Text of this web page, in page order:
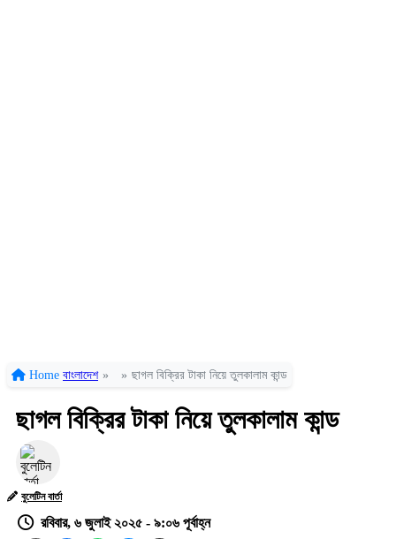
Home বাংলাদেশ » » ছাগল বিক্রির টাকা নিয়ে তুলকালাম কান্ড
ছাগল বিক্রির টাকা নিয়ে তুলকালাম কান্ড
বুলেটিন বার্তা
রবিবার, ৬ জুলাই ২০২৫ - ৯:০৬ পূর্বাহ্ন